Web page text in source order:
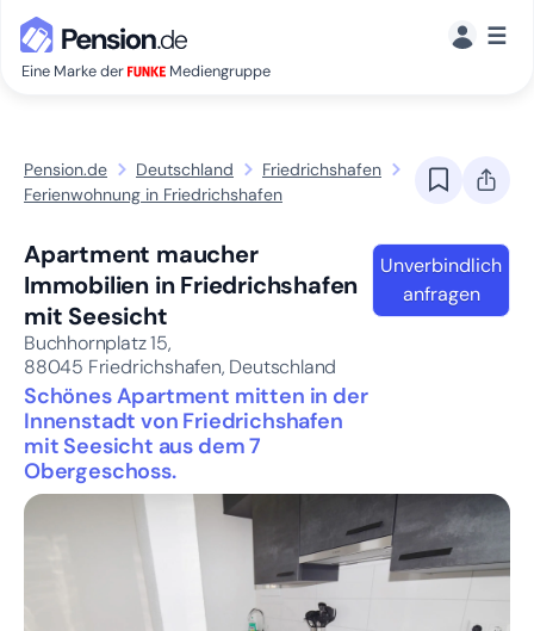
Eine Marke der Mediengruppe
☰
Pension.de Deutschland
Friedrichshafen
Ferienwohnung in Friedrichshafen
Apartment maucher
Immobilien in Friedrichshafen
mit Seesicht
Buchhornplatz 15,
88045 Friedrichshafen, Deutschland
Schönes Apartment mitten in der
Innenstadt von Friedrichshafen
mit Seesicht aus dem 7
Obergeschoss.
Unverbindlich
anfragen